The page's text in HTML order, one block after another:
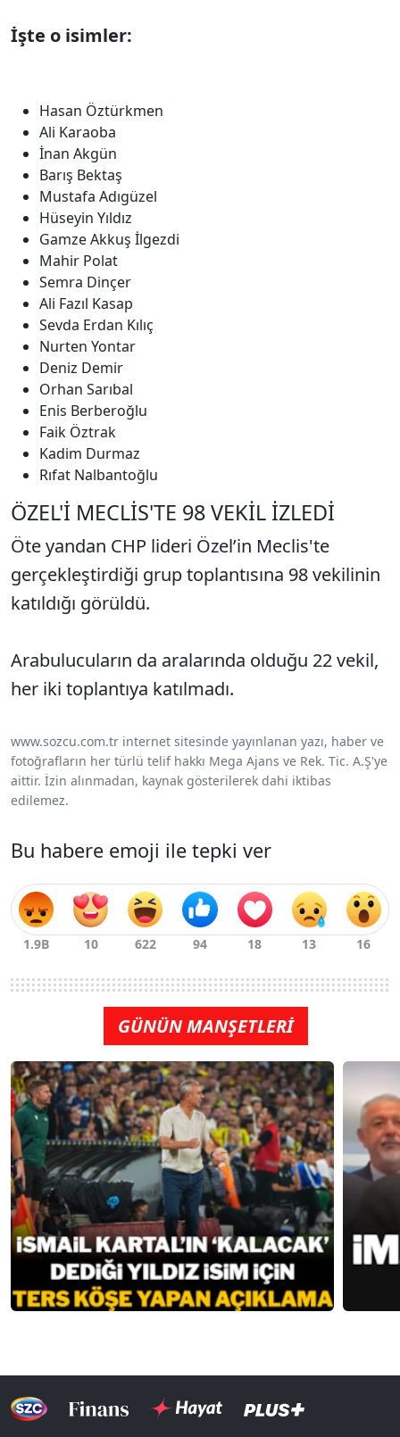
İşte o isimler:
Hasan Öztürkmen
Ali Karaoba
İnan Akgün
Barış Bektaş
Mustafa Adıgüzel
Hüseyin Yıldız
Gamze Akkuş İlgezdi
Mahir Polat
Semra Dinçer
Ali Fazıl Kasap
Sevda Erdan Kılıç
Nurten Yontar
Deniz Demir
Orhan Sarıbal
Enis Berberoğlu
Faik Öztrak
Kadim Durmaz
Rıfat Nalbantoğlu
ÖZEL'İ MECLİS'TE 98 VEKİL İZLEDİ
Öte yandan CHP lideri Özel’in Meclis'te
gerçekleştirdiği grup toplantısına 98 vekilinin
katıldığı görüldü.
Arabulucuların da aralarında olduğu 22 vekil,
her iki toplantıya katılmadı.
www.sozcu.com.tr internet sitesinde yayınlanan yazı, haber ve
fotoğrafların her türlü telif hakkı Mega Ajans ve Rek. Tic. A.Ş'ye
aittir. İzin alınmadan, kaynak gösterilerek dahi iktibas
edilemez.
Bu habere emoji ile tepki ver
GÜNÜN MANŞETLERİ